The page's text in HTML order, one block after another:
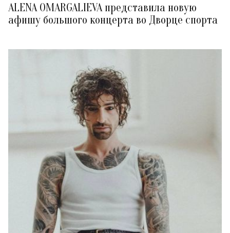
ALENA OMARGALIEVA представила новую
афишу большого концерта во Дворце спорта